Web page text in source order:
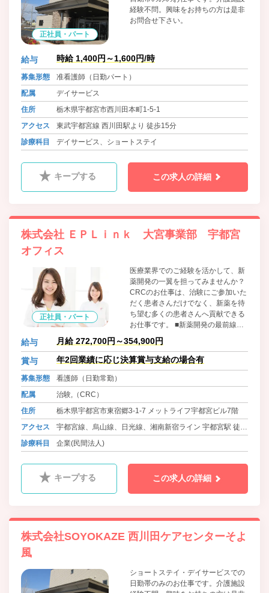
正社員・パート
経験不問。興味をお持ちの方は是非
お問合せ下さい。
給与 時給 1,400円～1,600円/時
募集形態
准看護師（日勤パート）
配属
デイサービス
住所
栃木県宇都宮市西川田本町1-5-1
アクセス
東武宇都宮線 西川田駅より 徒歩15分
診療科目
デイサービス、ショートステイ
キープする この求人の詳細
株式会社 ＥＰＬｉｎｋ 大宮事業部 宇都宮
オフィス
正社員・パート
医療業界でのご経験を活かして、新
薬開発の一翼を担ってみませんか？
CRCのお仕事は、治験にご参加いた
だく患者さんだけでなく、新薬を待
ち望む多くの患者さんへ貢献できる
お仕事です。 ■新薬開発の最前線で
働きます どんなに素晴らしい新薬で
も、治験を経なければ上市(製品とし
て広く世に出て販売)することができ
ません。CRCは医療機関の中で患者
験のスムーズな運営をサポートする
専門職です。新薬の開発を最前線で
支える、大変やりがいのある仕事で
す。
給与 月給 272,700円～354,900円
賞与 年2回業績に応じ決算賞与支給の場合有
募集形態
看護師（日勤常勤）
配属
治験,（CRC）
住所
栃木県宇都宮市東宿郷3-1-7 メットライフ宇都宮ビル7階
アクセス
宇都宮線、烏山線、日光線、湘南新宿ライン 宇都宮駅 徒歩
9分
診療科目 企業(民間法人)
キープする この求人の詳細
株式会社SOYOKAZE 西川田ケアセンターそよ
風
ショートステイ・デイサービスでの
日勤帯のみのお仕事です。介護施設